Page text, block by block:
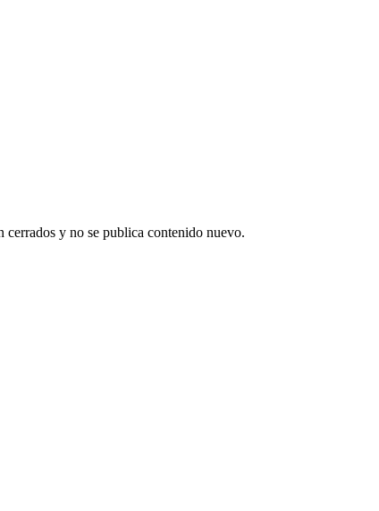
y no se publica contenido nuevo.